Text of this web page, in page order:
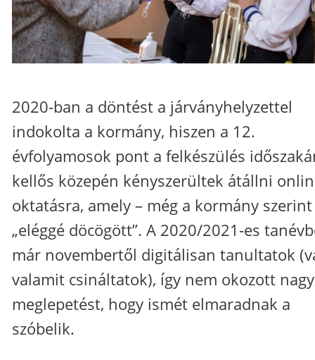
2020-ban a döntést a járványhelyzettel
indokolta a kormány, hiszen a 12.
évfolyamosok pont a felkészülés
kellős közepén kényszerültek átállni
oktatásra, amely – még a kormány
„eléggé döcögött”. A 2020/2021-es
már novembertől digitálisan tanultatok
valamit csináltatok), így nem okozott nagy
meglepetést, hogy ismét elmaradnak a
szóbelik.